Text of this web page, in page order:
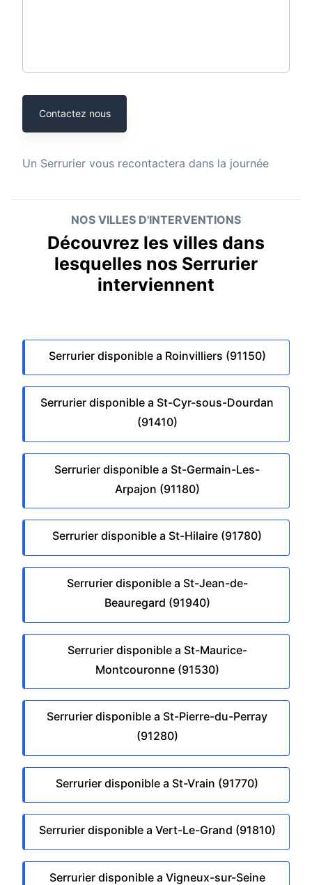
Contactez nous
Un Serrurier vous recontactera dans la journée
NOS VILLES D'INTERVENTIONS
Découvrez les villes dans
lesquelles nos Serrurier
interviennent
Serrurier disponible a Roinvilliers (91150)
Serrurier disponible a St-Cyr-sous-Dourdan
(91410)
Serrurier disponible a St-Germain-Les-
Arpajon (91180)
Serrurier disponible a St-Hilaire (91780)
Serrurier disponible a St-Jean-de-
Beauregard (91940)
Serrurier disponible a St-Maurice-
Montcouronne (91530)
Serrurier disponible a St-Pierre-du-Perray
(91280)
Serrurier disponible a St-Vrain (91770)
Serrurier disponible a Vert-Le-Grand (91810)
Serrurier disponible a Vigneux-sur-Seine